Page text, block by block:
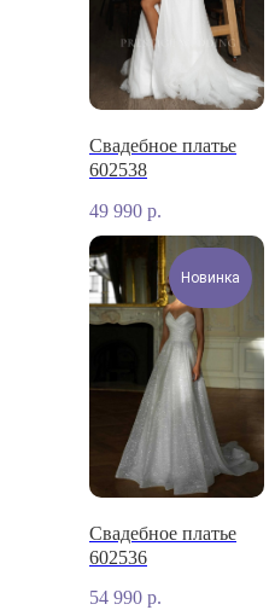
Свадебное платье
602538
49 990 р.
Новинка
Свадебное платье
602536
54 990 р.